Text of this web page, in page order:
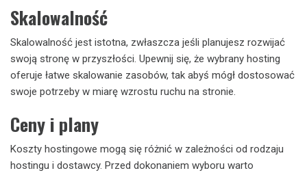
Skalowalność
Skalowalność jest istotna, zwłaszcza jeśli planujesz rozwijać
swoją stronę w przyszłości. Upewnij się, że wybrany hosting
oferuje łatwe skalowanie zasobów, tak abyś mógł dostosować
swoje potrzeby w miarę wzrostu ruchu na stronie.
Ceny i plany
Koszty hostingowe mogą się różnić w zależności od rodzaju
hostingu i dostawcy. Przed dokonaniem wyboru warto